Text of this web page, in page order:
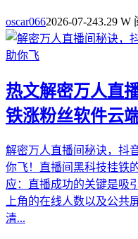
oscar0662026-07-243.29 W
热文解密万人直
铁涨粉丝软件云
解密万人直播间秘诀，抖
你飞！直播间黑科技挂铁
应：直播成功的关键是吸
上角的在线人数以及公共
清...